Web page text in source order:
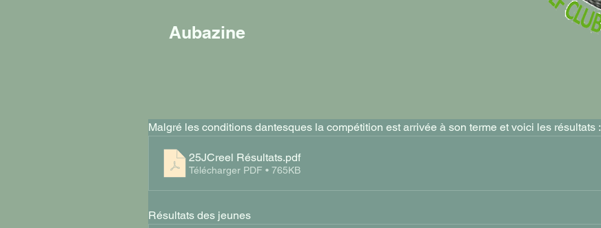
Aubazine
Malgré les conditions dantesques la compétition est arrivée à son terme et voici les résultats :
25JCreel Résultats.pdf
Télécharger PDF • 765KB
Résultats des jeunes